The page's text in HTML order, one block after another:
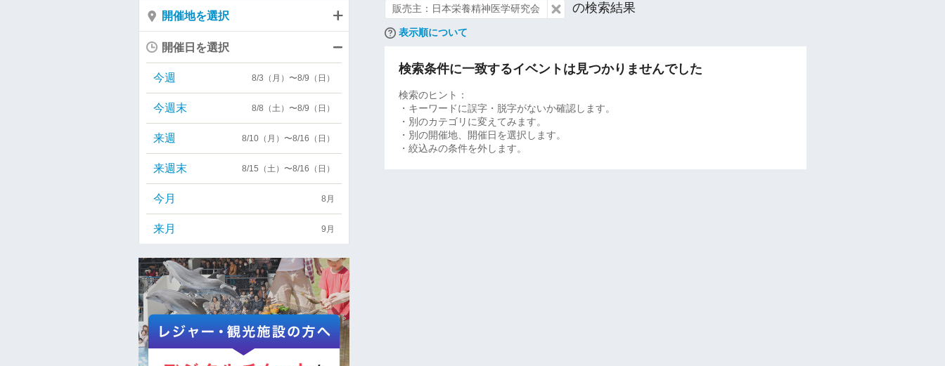
販売主：日本栄養精神医学研究会 の検索結果
表示順について
検索条件に一致するイベントは見つかりませんでした
検索のヒント：
・キーワードに誤字・脱字がないか確認します。
・別のカテゴリに変えてみます。
・別の開催地、開催日を選択します。
・絞込みの条件を外します。
開催地を選択
開催日を選択
今週 8/3（月）〜8/9（日）
今週末 8/8（土）〜8/9（日）
来週 8/10（月）〜8/16（日）
来週末 8/15（土）〜8/16（日）
今月 8月
来月 9月